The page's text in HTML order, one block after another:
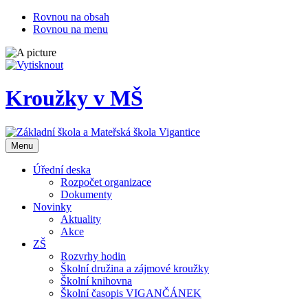
Rovnou na obsah
Rovnou na menu
Kroužky v MŠ
Otevřit
navigaci
Menu
Úřední deska
Rozpočet organizace
Dokumenty
Novinky
Aktuality
Akce
ZŠ
Rozvrhy hodin
Školní družina a zájmové kroužky
Školní knihovna
Školní časopis VIGANČÁNEK